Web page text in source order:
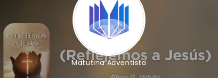
Matutina Adventista